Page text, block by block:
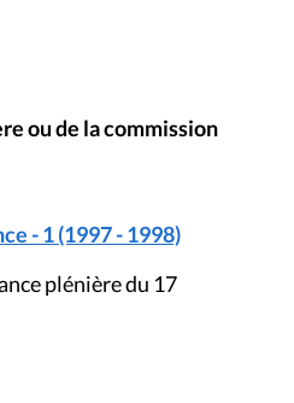
ou de la commission
- 1 (1997 - 1998)
plénière du 17